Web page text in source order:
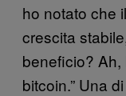
ho notato che
crescita
beneficio?
bitcoin.” Una